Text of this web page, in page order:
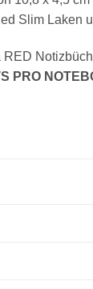
Slim Laken
PRO